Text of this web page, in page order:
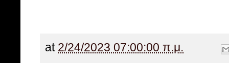
at 2/24/2023 07:00:00 π.μ.